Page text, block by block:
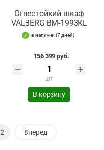
Огнестойкий шкаф
VALBERG BM-1993KL
в наличии (7 дней)
156 399 руб.
шт
В корзину
2 Вперед